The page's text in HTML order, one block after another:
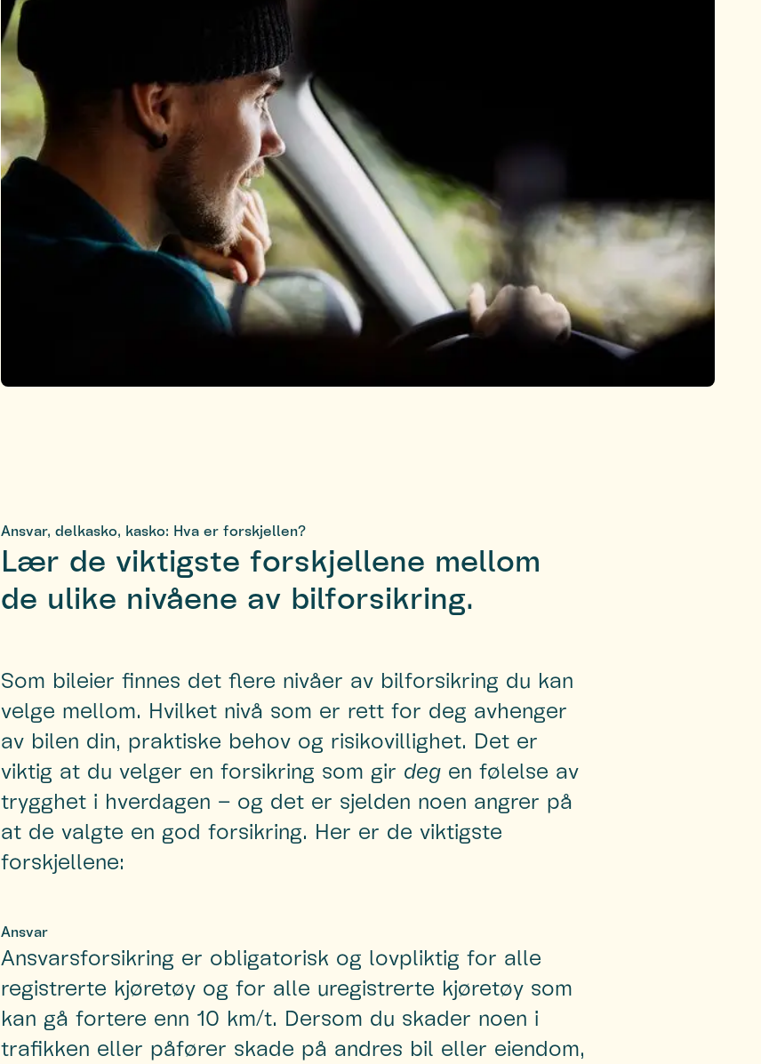
Ansvar, delkasko, kasko: Hva er forskjellen?
Lær de viktigste forskjellene mellom
de ulike nivåene av bilforsikring.
Som bileier finnes det flere nivåer av bilforsikring du kan
velge mellom. Hvilket nivå som er rett for deg avhenger
av bilen din, praktiske behov og risikovillighet. Det er
viktig at du velger en forsikring som gir degen følelse av
trygghet i hverdagen – og det er sjelden noen angrer på
at de valgte en god forsikring. Her er de viktigste
forskjellene:
Ansvar
Ansvarsforsikring er obligatorisk og lovpliktig for alle
registrerte kjøretøy og for alle uregistrerte kjøretøy som
kan gå fortere enn 10 km/t. Dersom du skader noen i
trafikken eller påfører skade på andres bil eller eiendom,